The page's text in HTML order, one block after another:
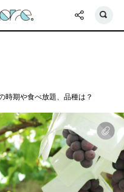
時期や食べ放題、品種は？